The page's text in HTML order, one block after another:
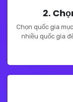
2.
Chọn quốc gia
nhiều quốc gia